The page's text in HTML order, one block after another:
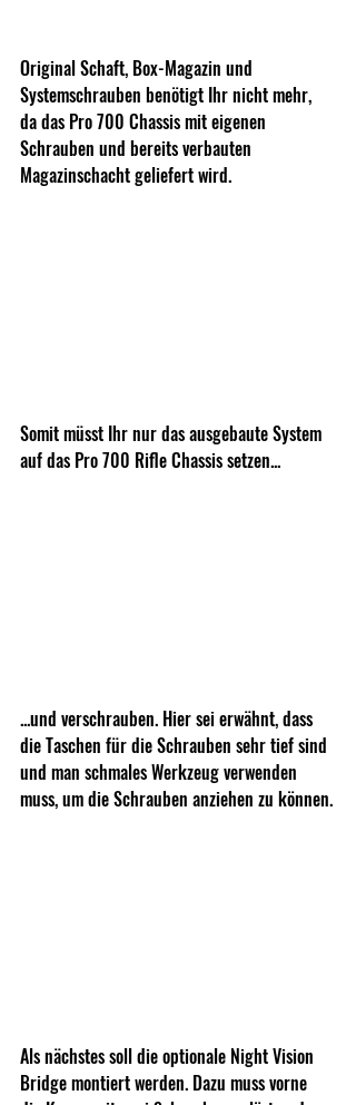
Original Schaft, Box-Magazin und
Systemschrauben benötigt Ihr nicht mehr,
da das Pro 700 Chassis mit eigenen
Schrauben und bereits verbauten
Magazinschacht geliefert wird.
Somit müsst Ihr nur das ausgebaute System
auf das Pro 700 Rifle Chassis setzen...
...und verschrauben. Hier sei erwähnt, dass
die Taschen für die Schrauben sehr tief sind
und man schmales Werkzeug verwenden
muss, um die Schrauben anziehen zu können.
Als nächstes soll die optionale Night Vision
Bridge montiert werden. Dazu muss vorne